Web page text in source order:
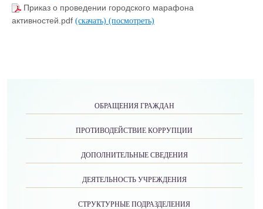
Приказ о проведении городского марафона
активностей.pdf (скачать) (посмотреть)
ОБРАЩЕНИЯ ГРАЖДАН
ПРОТИВОДЕЙСТВИЕ КОРРУПЦИИ
ДОПОЛНИТЕЛЬНЫЕ СВЕДЕНИЯ
ДЕЯТЕЛЬНОСТЬ УЧРЕЖДЕНИЯ
СТРУКТУРНЫЕ ПОДРАЗДЕЛЕНИЯ